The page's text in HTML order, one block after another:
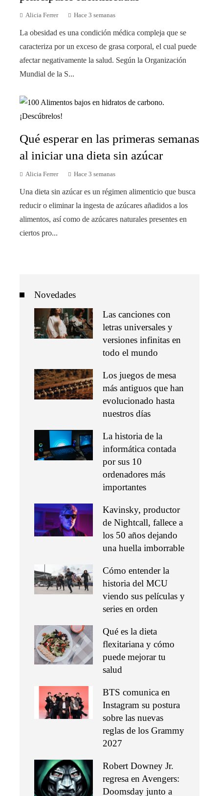
Alicia Ferrer Hace 3 semanas
La obesidad es una condición médica compleja que se
caracteriza por un exceso de grasa corporal, el cual puede
afectar negativamente la salud. Según la Organización
Mundial de la S...
Qué esperar en las primeras semanas
al iniciar una dieta sin azúcar
Alicia Ferrer Hace 3 semanas
Una dieta sin azúcar es un régimen alimenticio que busca
reducir o eliminar la ingesta de azúcares añadidos a los
alimentos, así como de azúcares naturales presentes en
ciertos pro...
Novedades
Las canciones con
letras universales y
versiones infinitas en
todo el mundo
Los juegos de mesa
más antiguos que han
evolucionado hasta
nuestros días
La historia de la
informática contada
por sus 10
ordenadores más
importantes
Kavinsky, productor
de Nightcall, fallece a
los 50 años dejando
una huella imborrable
Cómo entender la
historia del MCU
viendo sus películas y
series en orden
Qué es la dieta
flexitariana y cómo
puede mejorar tu
salud
BTS comunica en
Instagram su postura
sobre las nuevas
reglas de los Grammy
2027
Robert Downey Jr.
regresa en Avengers:
Doomsday junto a